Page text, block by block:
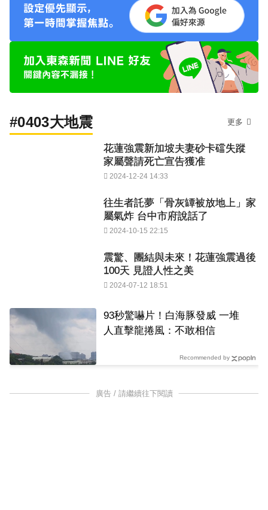
#0403大地震 更多
花蓮強震新加坡夫妻砂卡礑失蹤
家屬聲請死亡宣告獲准
2024-12-24 14:33
往生者託夢「骨灰罈被放地上」家
屬氣炸 台中市府說話了
2024-10-15 22:15
震驚、團結與未來！花蓮強震過後
100天 見證人性之美
2024-07-12 18:51
93秒驚嚇片！白海豚發威 一堆
人直擊龍捲風：不敢相信
Recommended by
廣告 / 請繼續往下閱讀